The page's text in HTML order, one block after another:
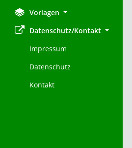
Vorlagen
Datenschutz/Kontakt
Impressum
Datenschutz
Kontakt